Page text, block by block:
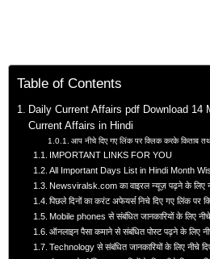
Table of Contents
Daily Current Affairs pdf Download 14
Current Affairs in Hindi
आप नीचे दिए गए लिंक पर क्लिक करके किताब
IMPORTANT LINKS FOR YOU
All Important Days List in Hindi Month
Newsviralsk.com का वाइरल न्यूज़ पढ़ने के लिए
पिछले दिनों का करंट अफेयर्स निचे दिए गए लिंक पर
Mobile phones से संबंधित जानकारियों के लिए
ऑनलाइन पैसा कमाने से संबंधित पोस्ट पढ़ने के लिए
Technology से संबंधित जानकारियों के लिए नीचे